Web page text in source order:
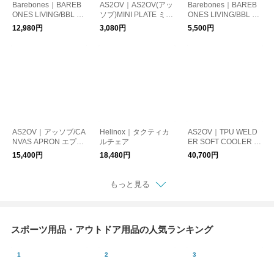
Barebones｜BAREB
ONES LIVING/BBL レ
イルロードランプ LE
D ランタン アンティ
12,980円
AS2OV｜AS2OV(アッ
ソブ)MINI PLATE ミニ
プレート テーブルウ
ェア
3,080円
Barebones｜BAREB
ONES LIVING/BBL N
EWMini Edison Lanter
n ミニ エジソンランタ
5,500円
AS2OV｜アッソブ/CA
NVAS APRON エプロ
ン
15,400円
Helinox｜タクティカ
ルチェア
18,480円
AS2OV｜TPU WELD
ER SOFT COOLER B
AG 35L ソフトクーラ
ーバッグ 420D TPU
40,700円
もっと見る
スポーツ用品・アウトドア用品の人気ランキング